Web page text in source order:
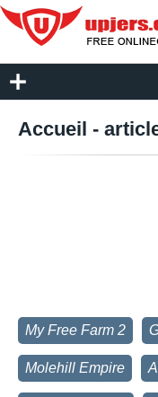
Accueil -
My Free Farm 2
Molehill Empire